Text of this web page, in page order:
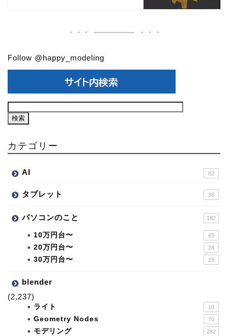
Follow @happy_modeling
カテゴリー
AI 82
タブレット 36
パソコンのこと 182
10万円台〜 65
20万円台〜 28
30万円台〜 19
blender
(2,237)
ライト 10
Geometry Nodes 70
モデリング 282